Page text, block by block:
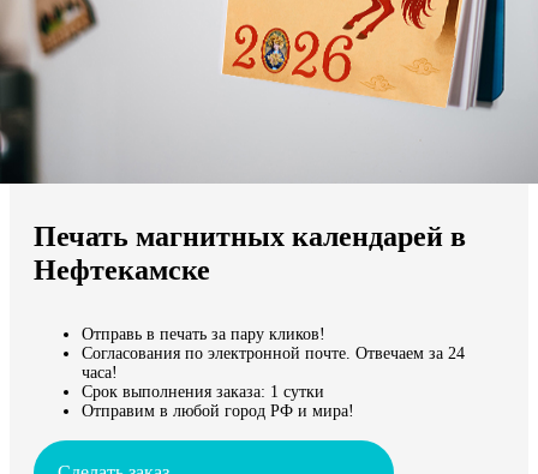
Мы доставляем по всему миру
Продолжить без города
Печать магнитных календарей в
Нефтекамске
Отправь в печать за пару кликов!
Согласования по электронной почте. Отвечаем за 24
часа!
Срок выполнения заказа: 1 сутки
Отправим в любой город РФ и мира!